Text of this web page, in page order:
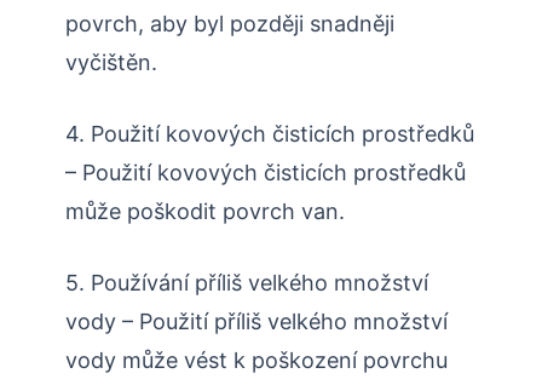
povrch, aby byl později snadněji
vyčištěn.
4. Použití kovových čisticích prostředků
– Použití kovových čisticích prostředků
může poškodit povrch van.
5. Používání příliš velkého množství
vody – Použití příliš velkého množství
vody může vést k poškození povrchu